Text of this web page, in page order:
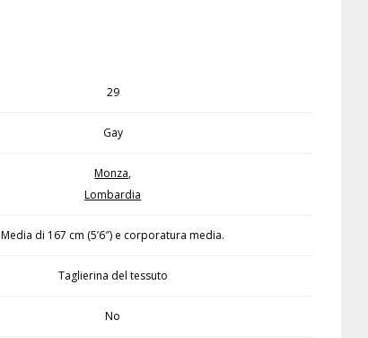
29
Gay
Monza,
Lombardia
Media di 167 cm (5’6″) e corporatura media.
Taglierina del tessuto
No